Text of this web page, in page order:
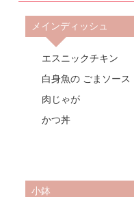
メインディッシュ
エスニックチキン
白身魚の ごまソース
肉じゃが
かつ丼
小鉢